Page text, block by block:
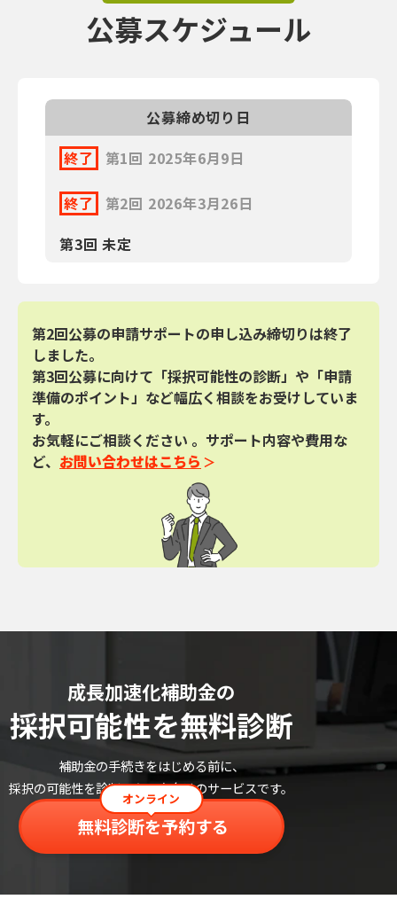
公募スケジュール
公募締め切り日
終了
第1回 2025年6月9日
終了
第2回 2026年3月26日
第3回 未定
第2回公募の申請サポートの申し込み締切りは終了
しました。
第3回公募に向けて「採択可能性の診断」や「申請
準備のポイント」など幅広く相談をお受けしていま
す。
お気軽にご相談ください 。サポート内容や費用な
ど、 お問い合わせはこちら
成長加速化補助金の
採択可能性を無料診断
補助金の手続きをはじめる前に、
採択の可能性を診断したい方向けのサービスです。
オンライン
無料診断を予約する